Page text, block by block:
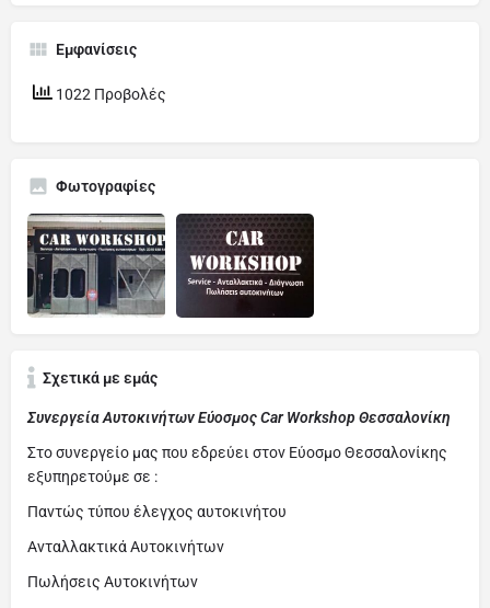
Εμφανίσεις
1022 Προβολές
Φωτογραφίες
Σχετικά με εμάς
Συνεργεία Αυτοκινήτων Εύοσμος Car Workshop Θεσσαλονίκη
Στο συνεργείο μας που εδρεύει στον Εύοσμο Θεσσαλονίκης
εξυπηρετούμε σε :
Παντώς τύπου έλεγχος αυτοκινήτου
Ανταλλακτικά Αυτοκινήτων
Πωλήσεις Αυτοκινήτων